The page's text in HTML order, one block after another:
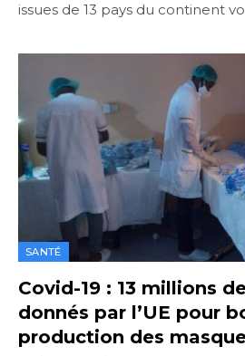
issues de 13 pays du continent
SANTÉ
Covid-19 : 13 millions
donnés par l’UE pour
production des